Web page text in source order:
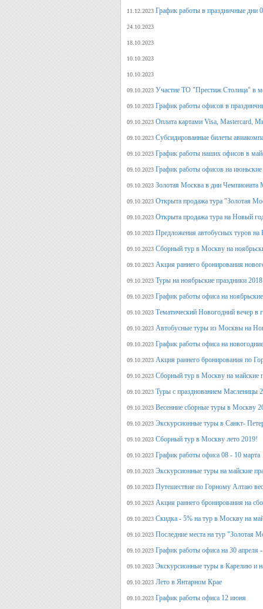
11.12.2023 График работы в праздничные дни
24.10.2023
18.10.2023
10.10.2023
10.10.2023
09.10.2023 Участие ТО "Престиж Столица" в
09.10.2023 График работы офисов в
09.10.2023 Оплата картами Visa, Mastercard,
09.10.2023 Субсидированные билеты
09.10.2023 График работы наших офисов в
09.10.2023 График работы офисов на
09.10.2023 Золотая Москва в дни Чемпионата
09.10.2023 Открыта продажа тура "Золотая
09.10.2023 Открыта продажа тура на Новый
09.10.2023 Предложения автобусных туров
09.10.2023 Сборный тур в Москву на
09.10.2023 Акция раннего бронирования
09.10.2023 Туры на ноябрьские праздники 2018
09.10.2023 График работы офиса на
09.10.2023 Тематический Новогодний вечер
09.10.2023 Автобусные туры из Москвы на
09.10.2023 График работы офиса на
09.10.2023 Акция раннего бронирования по
09.10.2023 Сборный тур в Москву на майские
09.10.2023 Туры с празднованием Масленицы
09.10.2023 Весенние сборные туры в Москву
09.10.2023 Экскурсионные туры в Санкт-
09.10.2023 Сборный тур в Москву лето 2019!
09.10.2023 График работы офиса 08 - 10 марта
09.10.2023 Экскурсионные туры на майские
09.10.2023 Путешествие по Горному Алтаю
09.10.2023 Акция раннего бронирования на
09.10.2023 Скидка - 5% на тур в Москву на
09.10.2023 Последние места на тур "Золотая
09.10.2023 График работы офиса на 30 апреля
09.10.2023 Экскурсионные туры в Карелию и
09.10.2023 Лето в Янтарном Крае
09.10.2023 График работы офиса 12 июня